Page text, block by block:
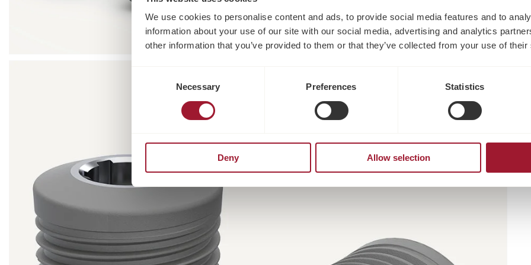
We use cookies to personalise content and ads, to provide social media features and to
information about your use of our site with our social media, advertising and analytics
other information that you’ve provided to them or that they’ve collected from your use of
Necessary Preferences Statistics
Deny Allow selection